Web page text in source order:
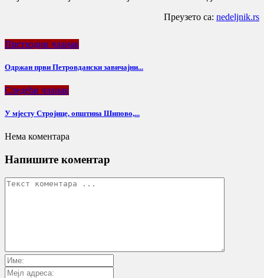
Преузето са: nedeljnik.rs
Претходни чланак
Одржан први Петровдански завичајни...
Следећи чланак
У мјесту Стројице, општина Шипово,...
Нема коментара
Напишите коментар